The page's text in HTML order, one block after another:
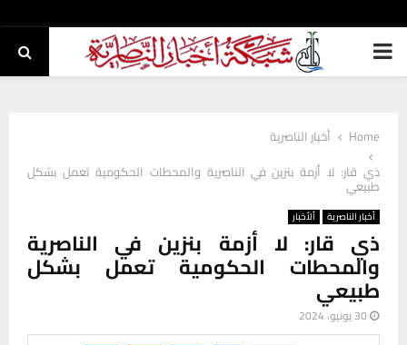
PRIMARY
Home
أخبار الناصرية
ذي قار: لا أزمة بنزين في الناصرية والمحطات الحكومية تعمل بشكل
طبيعي
أخبار الناصرية ألأخبار
ذي قار: لا أزمة بنزين في الناصرية
والمحطات الحكومية تعمل بشكل
طبيعي
30 يونيو، 2024